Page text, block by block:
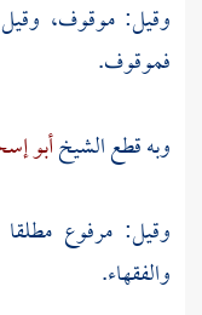
وقيل: موقوف،
فموقوف.
وبه قطع الشيخأبو
وقيل: مرفوع
والفقهاء.